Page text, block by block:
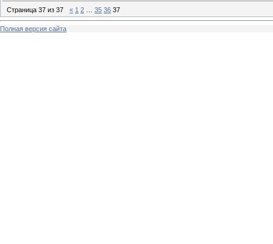
Страница 37 из 37 « 1 2 35 36 37
Полная версия сайта